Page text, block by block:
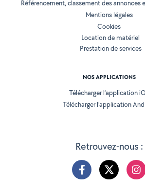
Retrouvez-nous :
Référencement, classement des annonces
Mentions légales
Cookies
Location de matériel
Prestation de services
NOS APPLICATIONS
Télécharger l’application
Télécharger l’application